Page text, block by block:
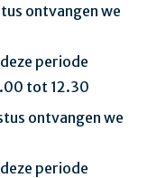
ontvangen we
periode
tot 12.30
ontvangen we
periode